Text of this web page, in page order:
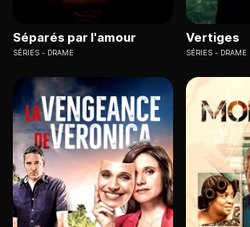
Séparés par l'amour
SÉRIES DRAME
Vertiges
SÉRIES DRAME